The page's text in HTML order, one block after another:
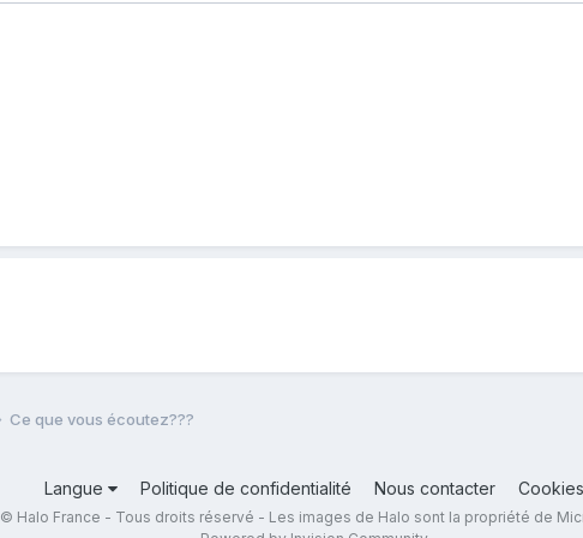
Ce que vous écoutez???
Langue Politique de confidentialité Nous contacter Cookies
© Halo France - Tous droits réservé - Les images de Halo sont la propriété de